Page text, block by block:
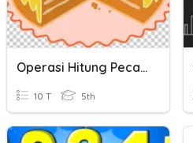
Operasi Hitung Pecahan
10 T 5th